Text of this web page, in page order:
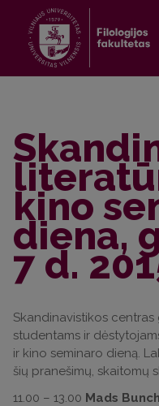
kino
diena,
7 d.
Skandinavistikos centras
studentams ir
ir kino seminaro dieną.
šių pranešimų, skaitomų
11.00 – 13.00 Mads Bunch